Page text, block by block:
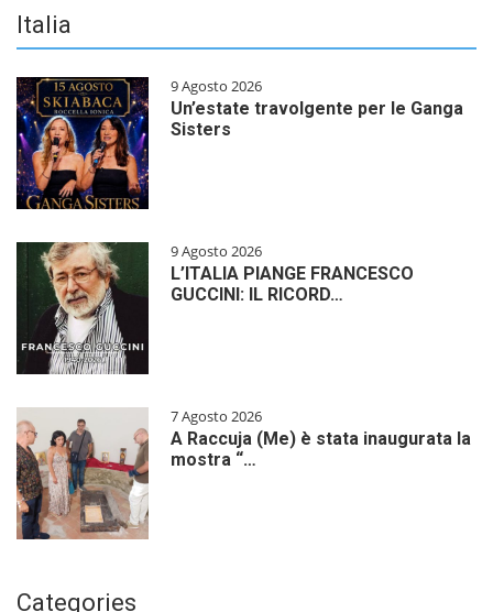
Italia
9 Agosto 2026
Un’estate travolgente per le Ganga
Sisters
9 Agosto 2026
L’ITALIA PIANGE FRANCESCO
GUCCINI: IL RICORD…
7 Agosto 2026
A Raccuja (Me) è stata inaugurata la
mostra “…
Categories